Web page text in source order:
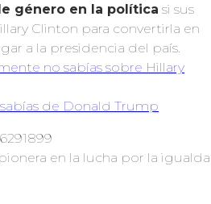
género en la política si sus
Clinton para convertirla en
a la presidencia del país.
no sabías sobre Hillary
de Donald Trump
en la lucha por la